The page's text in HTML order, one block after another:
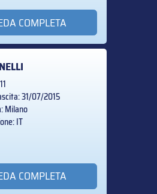
COMPLETA
31/07/2015
Milano
IT
COMPLETA